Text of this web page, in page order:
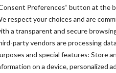
Preferences” button at the
respect your choices and are
a transparent and secure
party vendors are processing
and special features: Store
on a device, personalized
Veevoer Wet